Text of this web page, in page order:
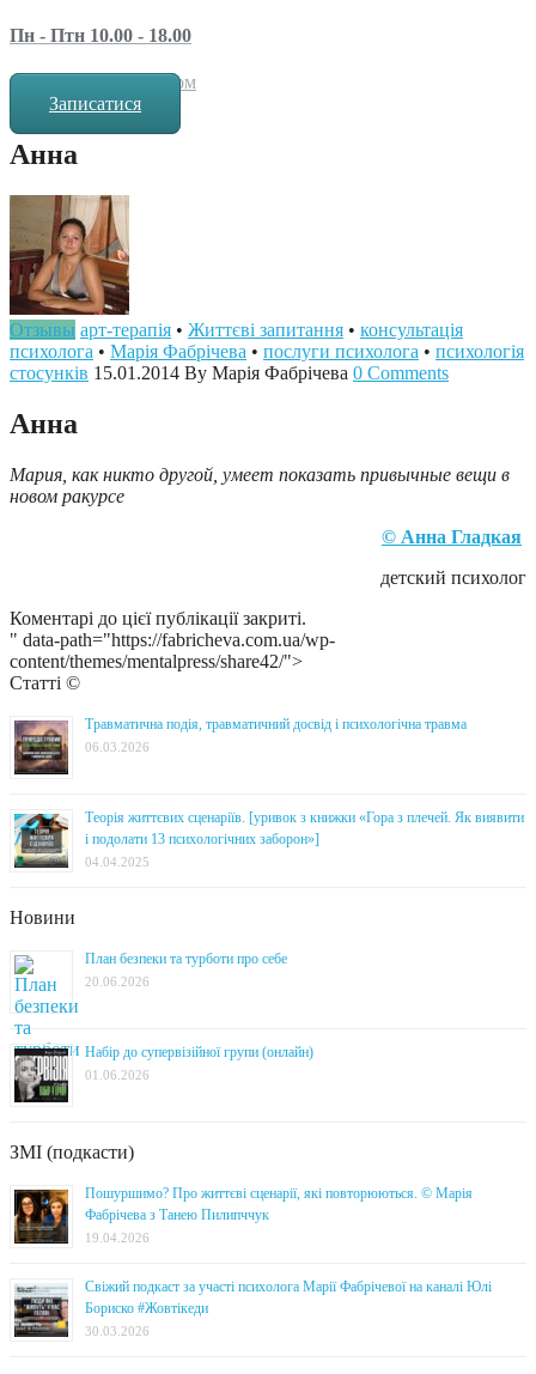
Пн - Птн 10.00 - 18.00
за попереднім записом
Записатися
Анна
Отзывы арт-терапія • Життєві запитання • консультація
психолога • Марія Фабрічева • послуги психолога • психологія
стосунків 15.01.2014 By Марія Фабрічева 0 Comments
Анна
Мария, как никто другой, умеет показать привычные вещи в
новом ракурсе
© Анна Гладкая
детский психолог
Коментарі до цієї публікації закриті.
" data-path="https://fabricheva.com.ua/wp-
content/themes/mentalpress/share42/">
Статті ©
Травматична подія, травматичний досвід і психологічна травма
06.03.2026
Теорія життєвих сценаріїв. [уривок з книжки «Гора з плечей. Як виявити
і подолати 13 психологічних заборон»]
04.04.2025
Новини
План безпеки та турботи про себе
20.06.2026
Набір до супервізійної групи (онлайн)
01.06.2026
ЗМІ (подкасти)
Пошуршимо? Про життєві сценарії, які повторюються. © Марія
Фабрічева з Танею Пилипччук
19.04.2026
Свіжий подкаст за участі психолога Марії Фабрічевої на каналі Юлі
Бориско #Жовтікеди
30.03.2026